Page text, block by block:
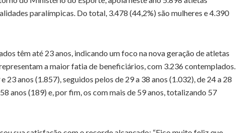
paralímpicas. Do total, 3.478 (44,2%) são mulheres e 4.390
têm até 23 anos, indicando um foco na nova geração de atletas
a maior fatia de beneficiários, com 3.236 contemplados.
23 anos (1.857), seguidos pelos de 29 a 38 anos (1.032), de 24 a 28
anos (189) e, por fim, os com mais de 59 anos, totalizando 57